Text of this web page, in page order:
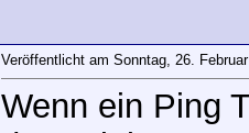
Veröffentlicht am Sonntag, 26.
Wenn ein Ping